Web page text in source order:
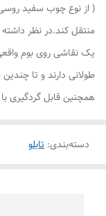
( از نوع چوب سفید
منتقل کند.در نظر
یک نقاشی روی بوم
طولانی دارند و تا
همچنین قابل گردگیری
دسته‌بندی: تابلو